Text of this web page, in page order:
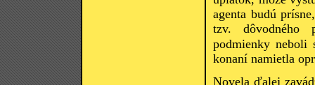
agenta budú
tzv. dôvodného
podmienky
konaní namietla
Novela ďalej